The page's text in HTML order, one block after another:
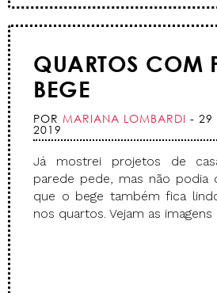
QUARTOS COM
BEGE
POR MARIANA LOMBARDI - 29
2019
Já mostrei projetos de
parede pede, mas não podia
que o bege também fica
nos quartos. Vejam as